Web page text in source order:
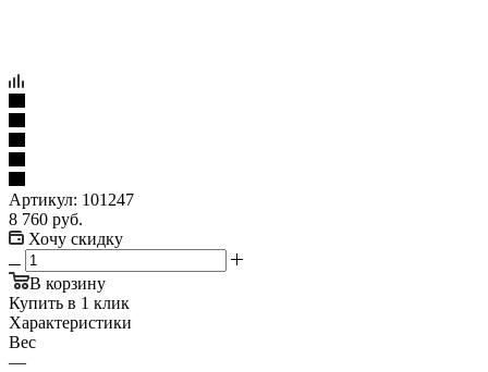
Артикул: 101247
8 760 руб.
Хочу скидку
В корзину
Купить в 1 клик
Характеристики
Вес
—